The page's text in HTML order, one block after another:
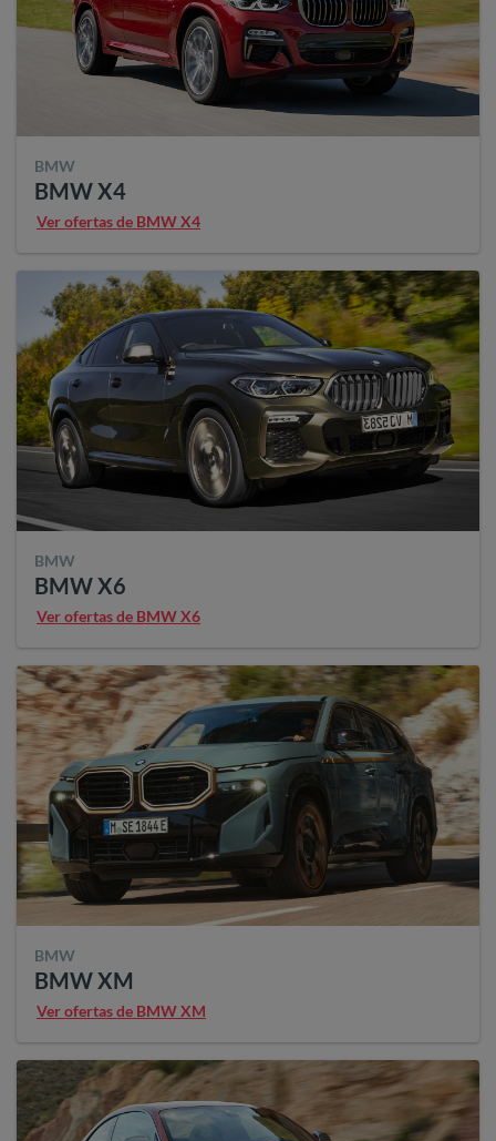
BMW
BMW X4
Ver ofertas de BMW X4
BMW
BMW X6
Ver ofertas de BMW X6
BMW
BMW XM
Ver ofertas de BMW XM